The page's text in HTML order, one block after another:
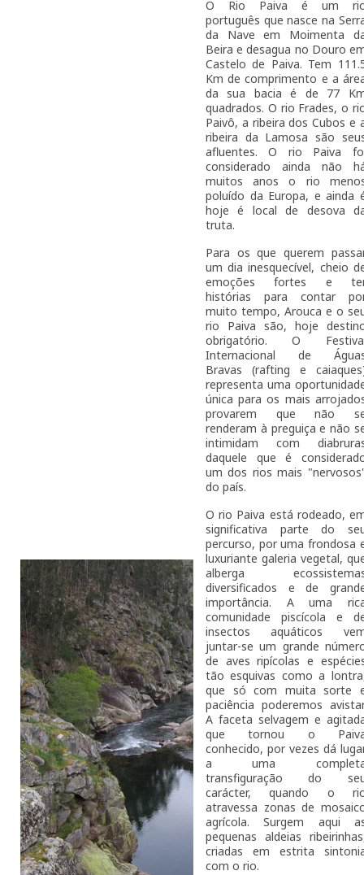
O Rio Paiva é um
português que nasce na
da Nave em Moimenta
Beira e desagua no Douro
Castelo de Paiva. Tem
Km de comprimento e a
da sua bacia é de 77
quadrados. O rio Frades, o
Paivô, a ribeira dos Cubos e
ribeira da Lamosa são
afluentes. O rio Paiva
considerado ainda não
muitos anos o rio
poluído da Europa, e ainda
hoje é local de desova
truta.
Para os que querem
um dia inesquecível, cheio
emoções fortes e
histórias para contar
muito tempo, Arouca e o
rio Paiva são, hoje
obrigatório. O
Internacional de
Bravas (rafting e
representa uma
única para os mais
provarem que não
renderam à preguiça e não
intimidam com
daquele que é
um dos rios mais
do país.
O rio Paiva está rodeado,
significativa parte do
percurso, por uma frondosa
luxuriante galeria vegetal,
alberga
diversificados e de
importância. A uma
comunidade piscícola e
insectos aquáticos
juntar-se um grande
de aves ripícolas e
tão esquivas como a
que só com muita sorte
paciência poderemos
A faceta selvagem e
que tornou o
conhecido, por vezes dá
a uma
transfiguração do
carácter, quando o
atravessa zonas de
agrícola. Surgem aqui
pequenas aldeias
criadas em estrita
com o rio.